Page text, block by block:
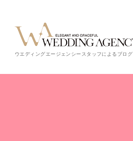
ウエディングエージェンシースタッフによるブログ